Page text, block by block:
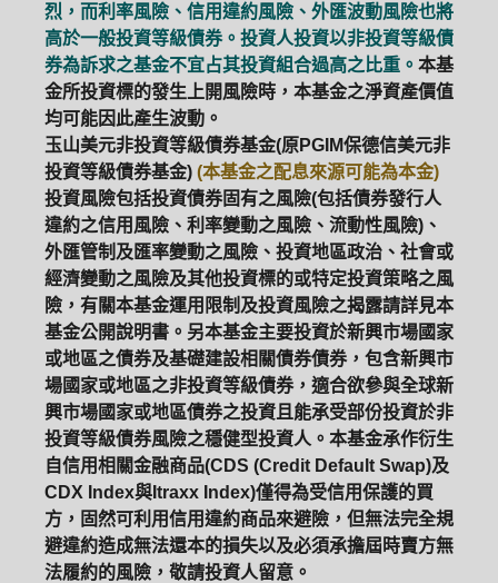
烈，而利率風險、信用違約風險、外匯波動風險也將
高於一般投資等級債券。投資人投資以非投資等級債
券為訴求之基金不宜占其投資組合過高之比重。 本基
金所投資標的發生上開風險時，本基金之淨資產價值
均可能因此產生波動。
玉山美元非投資等級債券基金(原PGIM保德信美元非
投資等級債券基金) (本基金之配息來源可能為本金)
投資風險包括投資債券固有之風險(包括債券發行人
違約之信用風險、利率變動之風險、流動性風險)、
外匯管制及匯率變動之風險、投資地區政治、社會或
經濟變動之風險及其他投資標的或特定投資策略之風
險，有關本基金運用限制及投資風險之揭露請詳見本
基金公開說明書。另本基金主要投資於新興市場國家
或地區之債券及基礎建設相關債券債券，包含新興市
場國家或地區之非投資等級債券，適合欲參與全球新
興市場國家或地區債券之投資且能承受部份投資於非
投資等級債券風險之穩健型投資人。本基金承作衍生
自信用相關金融商品(CDS (Credit Default Swap)及
CDX Index與Itraxx Index)僅得為受信用保護的買
方，固然可利用信用違約商品來避險，但無法完全規
避違約造成無法還本的損失以及必須承擔屆時賣方無
法履約的風險，敬請投資人留意。